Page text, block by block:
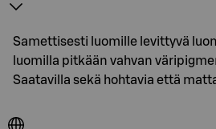
Samettisesti luomille levittyvä
luomilla pitkään vahvan
Saatavilla sekä hohtavia että